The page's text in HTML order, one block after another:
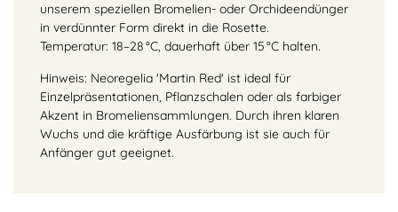
unserem speziellen Bromelien- oder Orchideendünger
in verdünnter Form direkt in die Rosette.
Temperatur: 18–28 °C, dauerhaft über 15 °C halten.
Hinweis: Neoregelia 'Martin Red' ist ideal für
Einzelpräsentationen, Pflanzschalen oder als farbiger
Akzent in Bromeliensammlungen. Durch ihren klaren
Wuchs und die kräftige Ausfärbung ist sie auch für
Anfänger gut geeignet.